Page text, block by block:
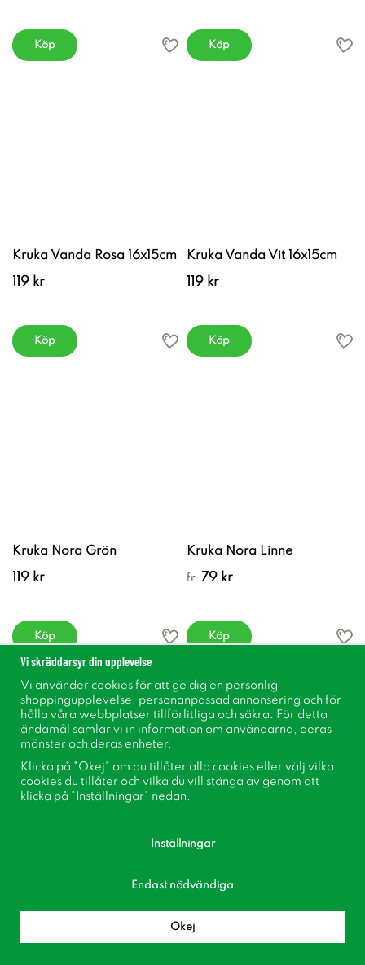
Köp Köp
Kruka Vanda Rosa 16x15cm
119 kr
Köp
Kruka Vanda Vit 16x15cm
119 kr
Köp
Kruka Nora Grön
119 kr
Köp
Kruka Nora Linne
fr. 79 kr
Köp
Kruka Mix 7xH6cm
Vi skräddarsyr din upplevelse
Vi använder cookies för att ge dig en personlig
shoppingupplevelse, personanpassad annonsering och för
hålla våra webbplatser tillförlitliga och säkra. För detta
ändamål samlar vi in information om användarna, deras
mönster och deras enheter.
Klicka på "Okej" om du tillåter alla cookies eller välj vilka
cookies du tillåter och vilka du vill stänga av genom att
klicka på "Inställningar" nedan.
Inställningar
Endast nödvändiga
Okej